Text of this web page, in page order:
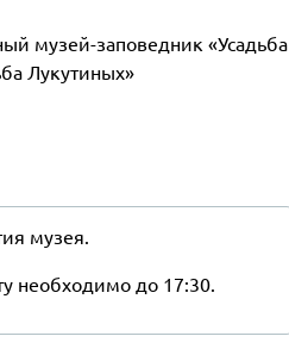
музей-заповедник «Усадьба
Лукутиных»
музея.
необходимо до 17:30.